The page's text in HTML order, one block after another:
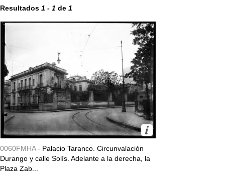
Resultados 1 - 1 de 1
0060FMHA - Palacio Taranco. Circunvalación
Durango y calle Solís. Adelante a la derecha, la
Plaza Zab...